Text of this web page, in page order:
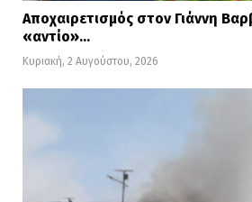
Αποχαιρετισμός στον Γιάννη
«αντίο»…
Κυριακή, 2 Αυγούστου, 2026